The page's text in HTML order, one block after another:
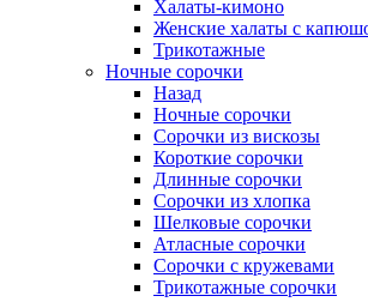
Халаты-кимоно
Женские халаты с
Трикотажные
Ночные сорочки
Назад
Ночные сорочки
Сорочки из вискозы
Короткие сорочки
Длинные сорочки
Сорочки из хлопка
Шелковые сорочки
Атласные сорочки
Сорочки с кружевами
Трикотажные сорочки